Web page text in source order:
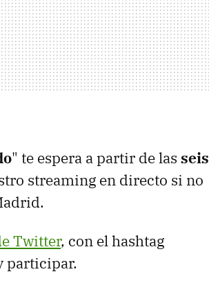
" te espera a partir de las seis
streaming en directo si no
Twitter, con el hashtag
participar.